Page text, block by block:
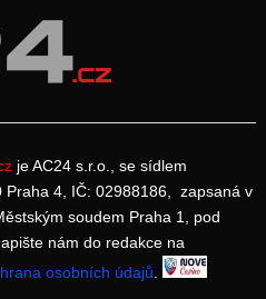
je AC24 s.r.o., se sídlem
Praha 4, IČ: 02988186, zapsaná v
soudem Praha 1, pod
nám do redakce na
osobních údajů.